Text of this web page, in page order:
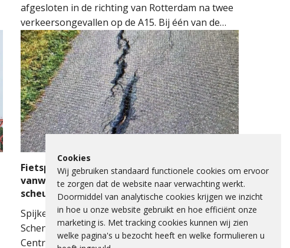
afgesloten in de richting van Rotterdam na twee
verkeersongevallen op de A15. Bij één van de
ongevallen sloeg een auto over de kop.
Hulpdiensten kwamen massaal ter plaatse.
Meerdere ambulances, de brandweer en het
Mobiel Medisch Team (MMT) werden ingezet. De
traumahelikopter landde op de snelweg om
medische assistentie te verlenen.
Fietspad Lange Schenkeldijk afgesloten
vanwege verzakking asfalt en ernstige
scheuren
Spijkenisse - Het fietspad op de Lange
Schenkeldijk langs het Spijkenisse Medisch
Centrum is de komende dagen afgesloten
Cookies
Wij gebruiken standaard functionele cookies om ervoor
te zorgen dat de website naar verwachting werkt.
Doormiddel van analytische cookies krijgen we inzicht
in hoe u onze website gebruikt en hoe efficiënt onze
marketing is. Met tracking cookies kunnen wij zien
welke pagina's u bezocht heeft en welke formulieren u